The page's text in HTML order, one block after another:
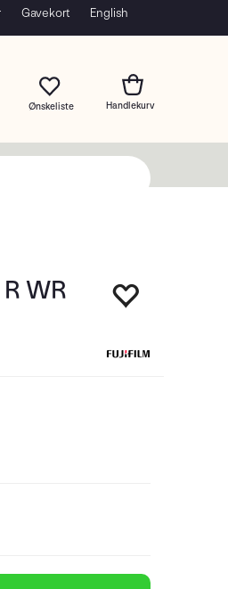
Gavekort English
WR